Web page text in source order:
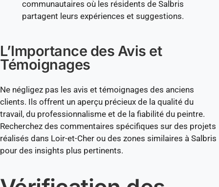
communautaires où les résidents de Salbris
partagent leurs expériences et suggestions.
L’Importance des Avis et
Témoignages
Ne négligez pas les avis et témoignages des anciens
clients. Ils offrent un aperçu précieux de la qualité du
travail, du professionnalisme et de la fiabilité du peintre.
Recherchez des commentaires spécifiques sur des projets
réalisés dans Loir-et-Cher ou des zones similaires à Salbris
pour des insights plus pertinents.